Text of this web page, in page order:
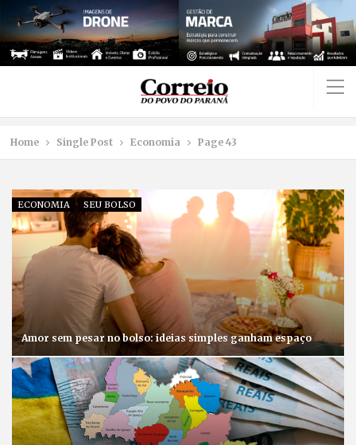
Home Single Post Economia Page 43
ECONOMIA SEU BOLSO
Amor sem pesar no bolso: ideias simples ganham espaço